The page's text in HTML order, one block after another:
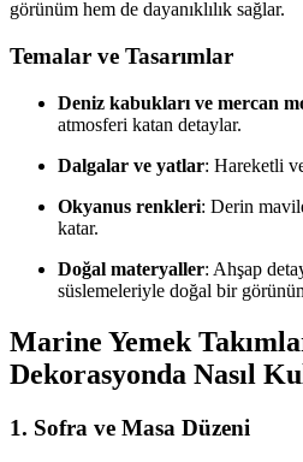
görünüm hem de dayanıklılık sağlar.
Temalar ve Tasarımlar
Deniz kabukları ve mercan
atmosferi katan detaylar.
Dalgalar ve yatlar: Hareketli
Okyanus renkleri: Derin
katar.
Doğal materyaller: Ahşap
süslemeleriyle doğal bir
Marine Yemek
Dekorasyonda Nasıl
1. Sofra ve Masa Düzeni